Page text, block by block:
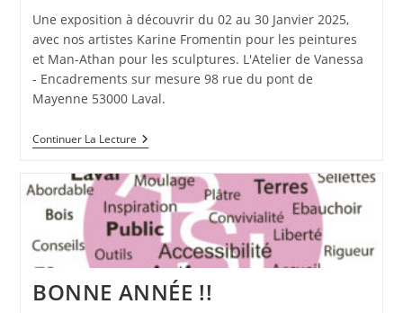
Une exposition à découvrir du 02 au 30 Janvier 2025,
avec nos artistes Karine Fromentin pour les peintures
et Man-Athan pour les sculptures. L'Atelier de Vanessa
- Encadrements sur mesure 98 rue du pont de
Mayenne 53000 Laval.
Continuer La LectureEXPOSITION
MAN-
BONNE ANNÉE !!